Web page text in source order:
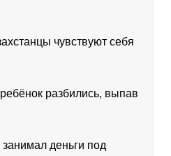
чувствуют себя
разбились, выпав
деньги под